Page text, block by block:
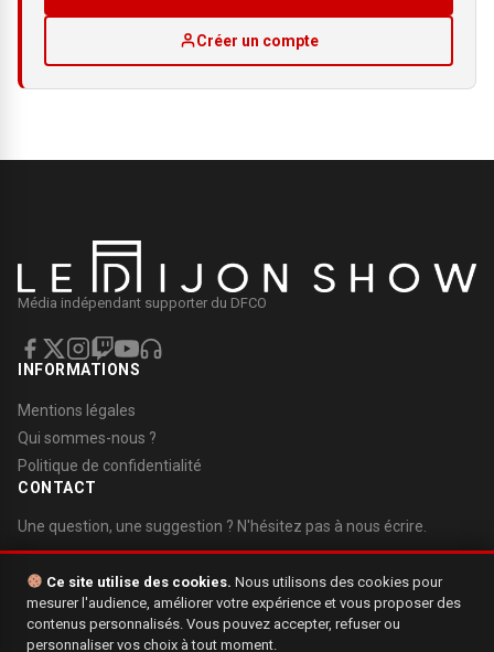
Créer un compte
Média indépendant supporter du DFCO
INFORMATIONS
Mentions légales
Qui sommes-nous ?
Politique de confidentialité
CONTACT
Une question, une suggestion ? N'hésitez pas à nous écrire.
Nous contacter
Ce site utilise des cookies. Nous utilisons des cookies pour
mesurer l'audience, améliorer votre expérience et vous proposer des
contenus personnalisés. Vous pouvez accepter, refuser ou
personnaliser vos choix à tout moment.